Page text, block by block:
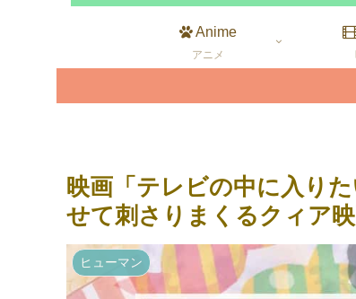
Anime
アニメ
映画「テレビの中に入り
せて刺さりまくるクィア映
ヒューマン